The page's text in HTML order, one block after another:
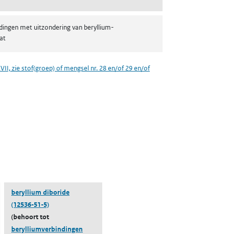
met uitzondering van beryllium-
zie stof(groep) of mengsel nr. 28 en/of 29 en/of
beryllium diboride
(12536-51-5)
(behoort tot
berylliumverbindingen